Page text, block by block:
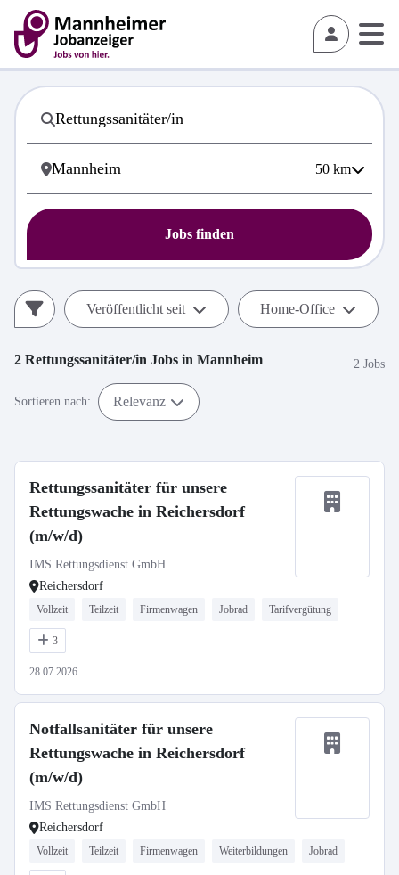
50 km
Jobs finden
Veröffentlicht seit Home-Office
2 Rettungssanitäter/in Jobs in Mannheim 2 Jobs
Sortieren nach: Relevanz
Rettungssanitäter für unsere
Rettungswache in Reichersdorf
(m/w/d)
IMS Rettungsdienst GmbH
Reichersdorf
Vollzeit Teilzeit Firmenwagen Jobrad Tarifvergütung
3
28.07.2026
Notfallsanitäter für unsere
Rettungswache in Reichersdorf
(m/w/d)
IMS Rettungsdienst GmbH
Reichersdorf
Vollzeit Teilzeit Firmenwagen Weiterbildungen Jobrad